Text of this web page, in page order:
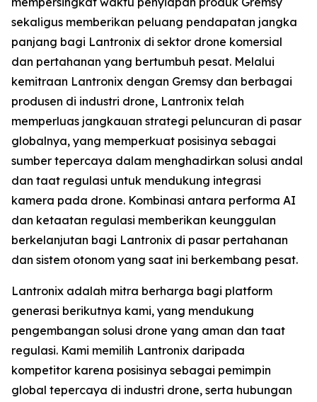
sekaligus memberikan peluang pendapatan jangka
panjang bagi Lantronix di sektor drone komersial
dan pertahanan yang bertumbuh pesat. Melalui
kemitraan Lantronix dengan Gremsy dan berbagai
produsen di industri drone, Lantronix telah
memperluas jangkauan strategi peluncuran di pasar
globalnya, yang memperkuat posisinya sebagai
sumber tepercaya dalam menghadirkan solusi andal
dan taat regulasi untuk mendukung integrasi
kamera pada drone. Kombinasi antara performa AI
dan ketaatan regulasi memberikan keunggulan
berkelanjutan bagi Lantronix di pasar pertahanan
dan sistem otonom yang saat ini berkembang pesat.
Lantronix adalah mitra berharga bagi platform
generasi berikutnya kami, yang mendukung
pengembangan solusi drone yang aman dan taat
regulasi. Kami memilih Lantronix daripada
kompetitor karena posisinya sebagai pemimpin
global tepercaya di industri drone, serta hubungan